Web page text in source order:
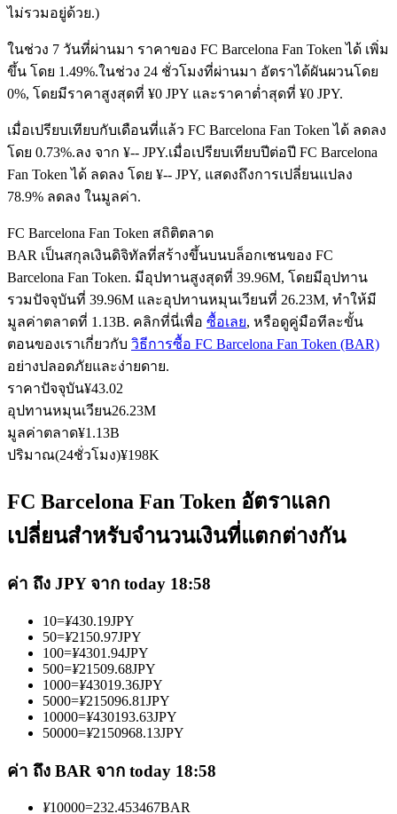
ฟิวเจอร์ส USDC
ฟิวเจอร์สที่ใช้ USDC เป็นหลักประกัน
คัดลอกการซื้อขาย
เข้าร่วมกับเทรดเดอร์ชั้นนำ
ลอกการซื้อขาย
ข้อมูล
การวิเคราะห์ข้อมูลขนาดใหญ่ รวมถึงข้อมูลการค้า ฯลฯ
ไม่รวมอยู่ด้วย.)
ในช่วง 7 วันที่ผ่านมา ราคาของ FC Barcelona Fan Token ได้ เพิ่ม
ขึ้น โดย 1.49%.ในช่วง 24 ชั่วโมงที่ผ่านมา อัตราได้ผันผวนโดย
0%, โดยมีราคาสูงสุดที่ ¥0 JPY และราคาต่ำสุดที่ ¥0 JPY.
เมื่อเปรียบเทียบกับเดือนที่แล้ว FC Barcelona Fan Token ได้ ลดลง
โดย 0.73%.ลง จาก ¥-- JPY.เมื่อเปรียบเทียบปีต่อปี FC Barcelona
Fan Token ได้ ลดลง โดย ¥-- JPY, แสดงถึงการเปลี่ยนแปลง
78.9% ลดลง ในมูลค่า.
FC Barcelona Fan Token สถิติตลาด
BAR เป็นสกุลเงินดิจิทัลที่สร้างขึ้นบนบล็อกเชนของ FC
Barcelona Fan Token. มีอุปทานสูงสุดที่ 39.96M, โดยมีอุปทาน
รวมปัจจุบันที่ 39.96M และอุปทานหมุนเวียนที่ 26.23M, ทำให้มี
มูลค่าตลาดที่ 1.13B. คลิกที่นี่เพื่อ ซื้อเลย, หรือดูคู่มือทีละขั้น
ตอนของเราเกี่ยวกับ วิธีการซื้อ FC Barcelona Fan Token (BAR)
อย่างปลอดภัยและง่ายดาย.
ราคาปัจจุบัน¥43.02
อุปทานหมุนเวียน26.23M
มูลค่าตลาด¥1.13B
ปริมาณ(24ชั่วโมง)¥198K
FC Barcelona Fan Token อัตราแลก
เปลี่ยนสำหรับจำนวนเงินที่แตกต่างกัน
ค่า ถึง JPY จาก today 18:58
10=¥430.19JPY
50=¥2150.97JPY
100=¥4301.94JPY
500=¥21509.68JPY
1000=¥43019.36JPY
5000=¥215096.81JPY
10000=¥430193.63JPY
50000=¥2150968.13JPY
ค่า ถึง BAR จาก today 18:58
¥10000=232.453467BAR